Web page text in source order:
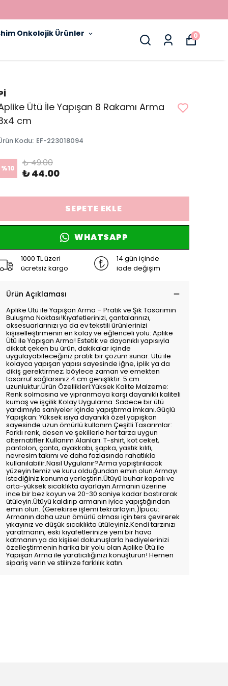
Onkolojik Ürünler
0
Ütü İle Yapışan 8 Rakamı Arma
cm
Kodu: EF-223018094
%10 ₺ 49.00
₺ 44.00
SEPETE EKLE
WHATSAPP
1000 TL üzeri
ücretsiz kargo
14 gün içinde
iade değişim
Ürün Açıklaması
Aplike Ütü ile Yapışan Arma – Pratik ve Şık Tasarımın
Buluşma Noktası!Kıyafetlerinizi, çantalarınızı,
aksesuarlarınızı ya da ev tekstili ürünlerinizi
kişiselleştirmenin en kolay ve eğlenceli yolu: Aplike
Ütü ile Yapışan Arma! Estetik ve dayanıklı yapısıyla
dikkat çeken bu ürün, dakikalar içinde
uygulayabileceğiniz pratik bir çözüm sunar. Ütü ile
kolayca yapışan yapısı sayesinde iğne, iplik ya da
dikiş gerektirmez; böylece zaman ve emekten
tasarruf sağlarsınız.4 cm genişliktir. 5 cm
uzunluktur.Ürün Özellikleri:Yüksek Kalite Malzeme:
Renk solmasına ve yıpranmaya karşı dayanıklı kaliteli
kumaş ve işçilik.Kolay Uygulama: Sadece bir ütü
yardımıyla saniyeler içinde yapıştırma imkanı.Güçlü
Yapışkan: Yüksek ısıya dayanıklı özel yapışkan
sayesinde uzun ömürlü kullanım.Çeşitli Tasarımlar:
Farklı renk, desen ve şekillerle her tarza uygun
alternatifler.Kullanım Alanları: T-shirt, kot ceket,
pantolon, çanta, ayakkabı, şapka, yastık kılıfı,
nevresim takımı ve daha fazlasında rahatlıkla
kullanılabilir.Nasıl Uygulanır?Arma yapıştırılacak
yüzeyin temiz ve kuru olduğundan emin olun.Armayı
istediğiniz konuma yerleştirin.Ütüyü buhar kapalı ve
orta-yüksek sıcaklıkta ayarlayın.Armanın üzerine
ince bir bez koyun ve 20-30 saniye kadar bastırarak
ütüleyin.Ütüyü kaldırıp armanın iyice yapıştığından
emin olun. (Gerekirse işlemi tekrarlayın.)İpucu:
Armanın daha uzun ömürlü olması için ters çevirerek
yıkayınız ve düşük sıcaklıkta ütüleyiniz.Kendi tarzınızı
yaratmanın, eski kıyafetlerinize yeni bir hava
katmanın ya da kişisel dokunuşlarla hediyelerinizi
özelleştirmenin harika bir yolu olan Aplike Ütü ile
Yapışan Arma ile yaratıcılığınızı konuşturun! Hemen
sipariş verin ve stilinize farklılık katın.